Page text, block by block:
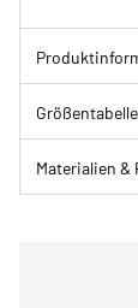
Materialien &